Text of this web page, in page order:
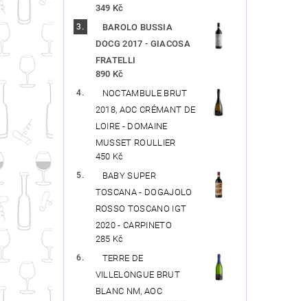
349 Kč
BAROLO BUSSIA
DOCG 2017 - GIACOSA
FRATELLI
890 Kč
NOCTAMBULE BRUT
2018, AOC CRÉMANT DE
LOIRE - DOMAINE
MUSSET ROULLIER
450 Kč
BABY SUPER
TOSCANA - DOGAJOLO
ROSSO TOSCANO IGT
2020 - CARPINETO
285 Kč
TERRE DE
VILLELONGUE BRUT
BLANC NM, AOC